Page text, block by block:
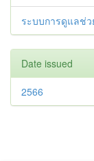
ระบบการดูแลช่ว
Date issued
2566